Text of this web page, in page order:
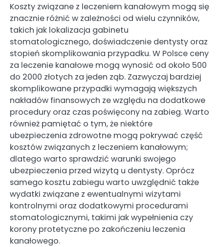
Koszty związane z leczeniem kanałowym mogą się
znacznie różnić w zależności od wielu czynników,
takich jak lokalizacja gabinetu
stomatologicznego, doświadczenie dentysty oraz
stopień skomplikowania przypadku. W Polsce ceny
za leczenie kanałowe mogą wynosić od około 500
do 2000 złotych za jeden ząb. Zazwyczaj bardziej
skomplikowane przypadki wymagają większych
nakładów finansowych ze względu na dodatkowe
procedury oraz czas poświęcony na zabieg. Warto
również pamiętać o tym, że niektóre
ubezpieczenia zdrowotne mogą pokrywać część
kosztów związanych z leczeniem kanałowym;
dlatego warto sprawdzić warunki swojego
ubezpieczenia przed wizytą u dentysty. Oprócz
samego kosztu zabiegu warto uwzględnić także
wydatki związane z ewentualnymi wizytami
kontrolnymi oraz dodatkowymi procedurami
stomatologicznymi, takimi jak wypełnienia czy
korony protetyczne po zakończeniu leczenia
kanałowego.